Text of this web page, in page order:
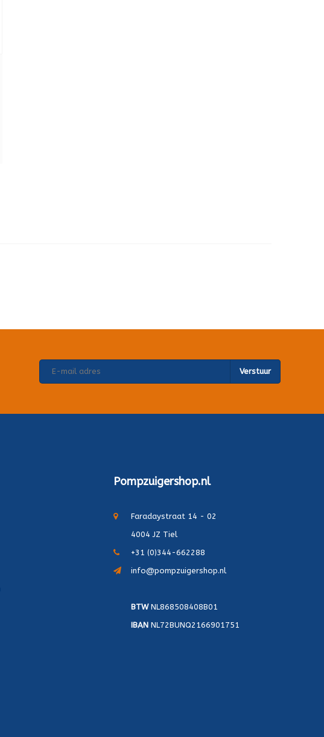
Verstuur
Pompzuigershop.nl
Faradaystraat 14 - 02
4004 JZ Tiel
+31 (0)344-662288
info@pompzuigershop.nl
BTWNL868508408B01
IBANNL72BUNQ2166901751